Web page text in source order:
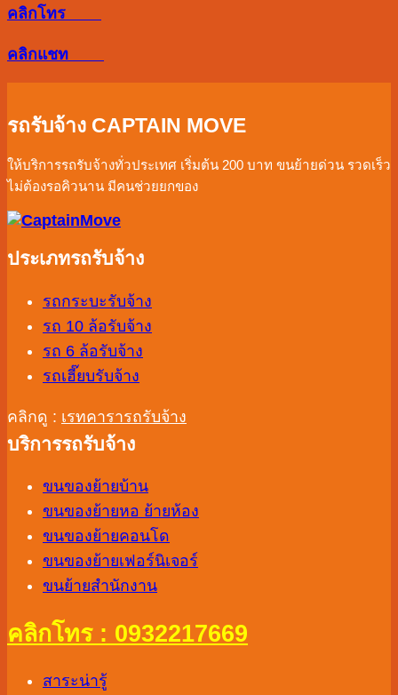
ปัง
คลิกโทร
คลิกแชท
รถรับจ้าง CAPTAIN MOVE
ให้บริการรถรับจ้างทั่วประเทศ เริ่มต้น 200 บาท ขนย้ายด่วน รวดเร็ว
ไม่ต้องรอคิวนาน มีคนช่วยยกของ
ประเภทรถรับจ้าง
รถกระบะรับจ้าง
รถ 10 ล้อรับจ้าง
รถ 6 ล้อรับจ้าง
รถเฮี๊ยบรับจ้าง
คลิกดู : เรทคารารถรับจ้าง
บริการรถรับจ้าง
ขนของย้ายบ้าน
ขนของย้ายหอ ย้ายห้อง
ขนของย้ายคอนโด
ขนของย้ายเฟอร์นิเจอร์
ขนย้ายสำนักงาน
คลิกโทร : 0932217669
สาระน่ารู้